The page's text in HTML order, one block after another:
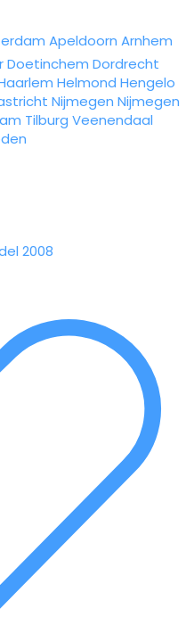
Apeldoorn Arnhem
Doetinchem Dordrecht
Helmond Hengelo
Nijmegen Nijmegen
Tilburg Veenendaal
2008